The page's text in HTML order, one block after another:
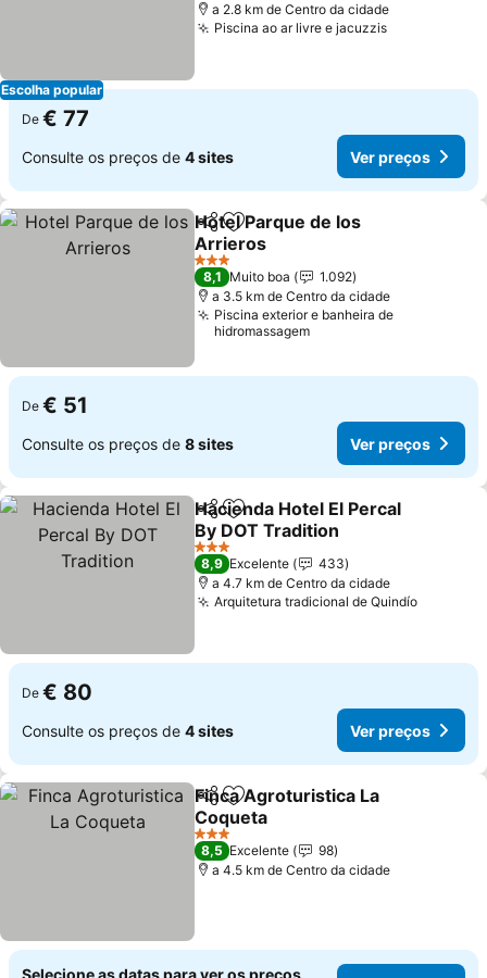
Escolha popular
a 2.8 km de Centro da cidade
Piscina ao ar livre e jacuzzisVer preços
De € 77
Consulte os preços de 4 sites Ver preços
PartilharAdicionar aos favoritos
Hotel Parque de los
Arrieros
Ver preços
3 Estrelas
8,1 Muito boa
1.092
a 3.5 km de Centro da cidade
Piscina exterior e banheira de
hidromassagem
De € 51
Consulte os preços de 8 sites Ver preços
PartilharAdicionar aos favoritos
Hacienda Hotel El Percal
By DOT Tradition
Ver preços
3 Estrelas
8,9 Excelente
433
a 4.7 km de Centro da cidade
Arquitetura tradicional de QuindíoVer
De € 80
Consulte os preços de 4 sites Ver preços
PartilharAdicionar aos favoritos
Finca Agroturistica La
Coqueta
Ver preços
3 Estrelas
8,5 Excelente
98
a 4.5 km de Centro da cidade
Selecione as datas para ver os preços